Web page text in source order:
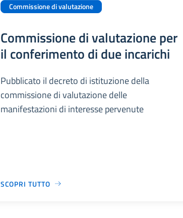
Commissione di valutazione
Commissione di valutazione per
il conferimento di due incarichi
Pubblicato il decreto di istituzione della
commissione di valutazione delle
manifestazioni di interesse pervenute
SCOPRI TUTTO